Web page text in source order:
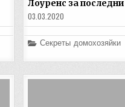
Лоуренс за
03.03.2020
Posted
Секреты домохозяйки